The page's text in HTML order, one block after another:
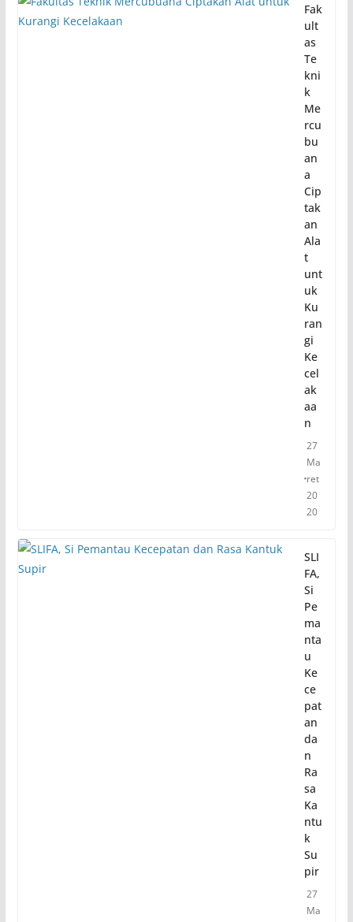
Fak
ult
as
Te
kni
k
Me
rcu
bu
an
a
Cip
tak
an
Ala
t
unt
uk
Ku
ran
gi
Ke
cel
ak
aa
n
27
Ma
ret
20
20
SLI
FA,
Si
Pe
ma
nta
u
Ke
ce
pat
an
da
n
Ra
sa
Ka
ntu
k
Su
pir
27
Ma